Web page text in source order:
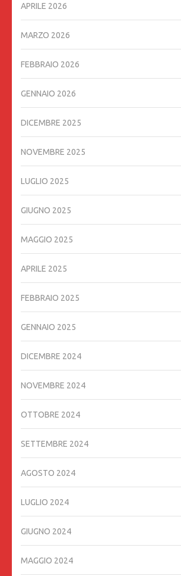
APRILE 2026
MARZO 2026
FEBBRAIO 2026
GENNAIO 2026
DICEMBRE 2025
NOVEMBRE 2025
LUGLIO 2025
GIUGNO 2025
MAGGIO 2025
APRILE 2025
FEBBRAIO 2025
GENNAIO 2025
DICEMBRE 2024
NOVEMBRE 2024
OTTOBRE 2024
SETTEMBRE 2024
AGOSTO 2024
LUGLIO 2024
GIUGNO 2024
MAGGIO 2024